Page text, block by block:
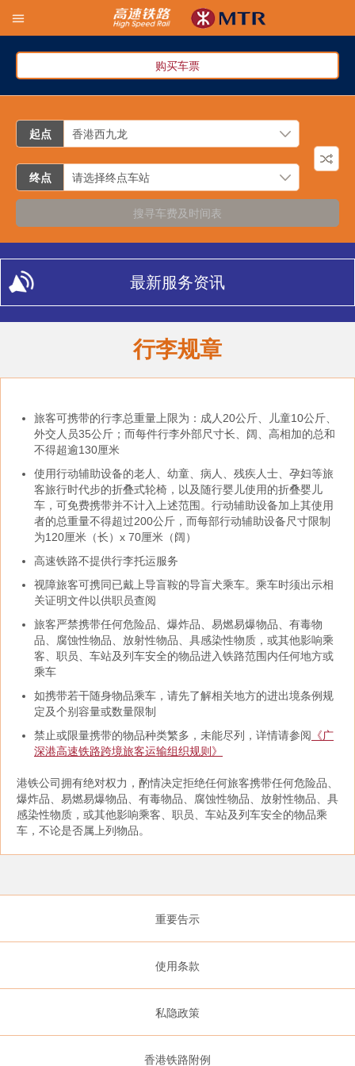
购买车票
起点
终点
搜寻车费及时间表
最新服务资讯
行李规章
旅客可携带的行李总重量上限为：成人20公斤、儿童10公斤、
外交人员35公斤；而每件行李外部尺寸长、阔、高相加的总和
不得超逾130厘米
使用行动辅助设备的老人、幼童、病人、残疾人士、孕妇等旅
客旅行时代步的折叠式轮椅，以及随行婴儿使用的折叠婴儿
车，可免费携带并不计入上述范围。行动辅助设备加上其使用
者的总重量不得超过200公斤，而每部行动辅助设备尺寸限制
为120厘米（长）x 70厘米（阔）
高速铁路不提供行李托运服务
视障旅客可携同已戴上导盲鞍的导盲犬乘车。乘车时须出示相
关证明文件以供职员查阅
旅客严禁携带任何危险品、爆炸品、易燃易爆物品、有毒物
品、腐蚀性物品、放射性物品、具感染性物质，或其他影响乘
客、职员、车站及列车安全的物品进入铁路范围内任何地方或
乘车
如携带若干随身物品乘车，请先了解相关地方的进出境条例规
定及个别容量或数量限制
禁止或限量携带的物品种类繁多，未能尽列，详情请参阅 《广
深港高速铁路跨境旅客运输组织规则》
港铁公司拥有绝对权力，酌情决定拒绝任何旅客携带任何危险品、
爆炸品、易燃易爆物品、有毒物品、腐蚀性物品、放射性物品、具
感染性物质，或其他影响乘客、职员、车站及列车安全的物品乘
车，不论是否属上列物品。
重要告示
使用条款
私隐政策
香港铁路附例